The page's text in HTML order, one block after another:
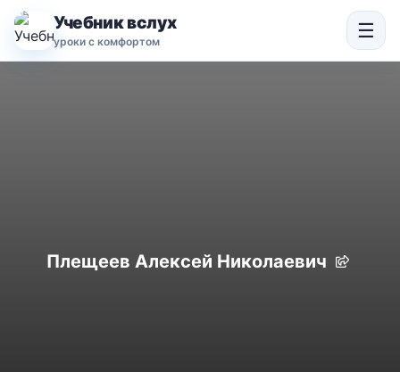
Учебник вслух
уроки с комфортом ☰
Плещеев Алексей Николаевич